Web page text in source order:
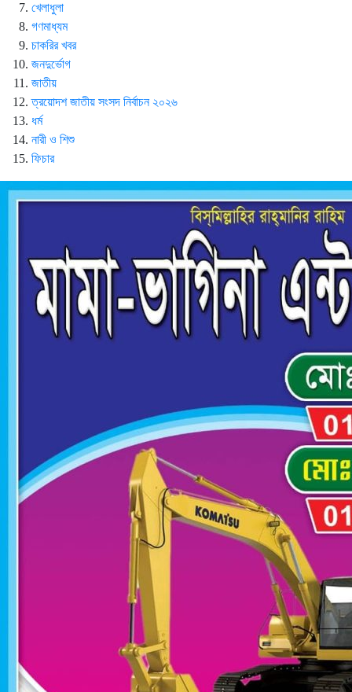
খেলাধুলা
গণমাধ্যম
চাকরির খবর
জনদুর্ভোগ
জাতীয়
ত্রয়োদশ জাতীয় সংসদ নির্বাচন ২০২৬
ধর্ম
নারী ও শিশু
ফিচার